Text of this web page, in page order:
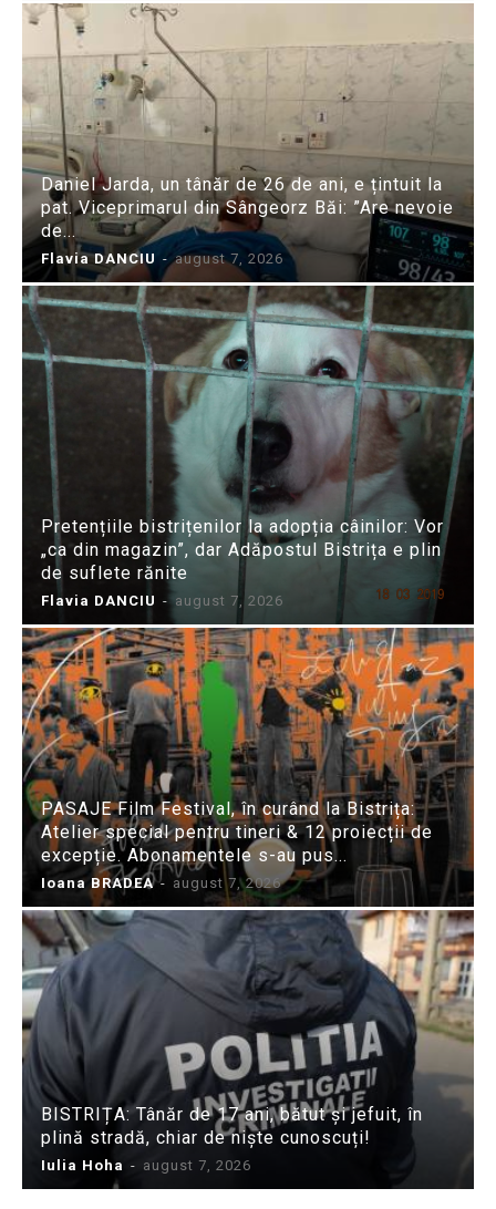
Daniel Jarda, un tânăr de 26 de ani, e țintuit la
pat. Viceprimarul din Sângeorz Băi: ”Are nevoie
de...
Flavia DANCIU - august 7, 2026
Pretențiile bistrițenilor la adopția câinilor: Vor
„ca din magazin”, dar Adăpostul Bistrița e plin
de suflete rănite
Flavia DANCIU - august 7, 2026
PASAJE Film Festival, în curând la Bistrița:
Atelier special pentru tineri & 12 proiecții de
excepție. Abonamentele s-au pus...
Ioana BRADEA - august 7, 2026
BISTRIȚA: Tânăr de 17 ani, bătut și jefuit, în
plină stradă, chiar de niște cunoscuți!
Iulia Hoha - august 7, 2026